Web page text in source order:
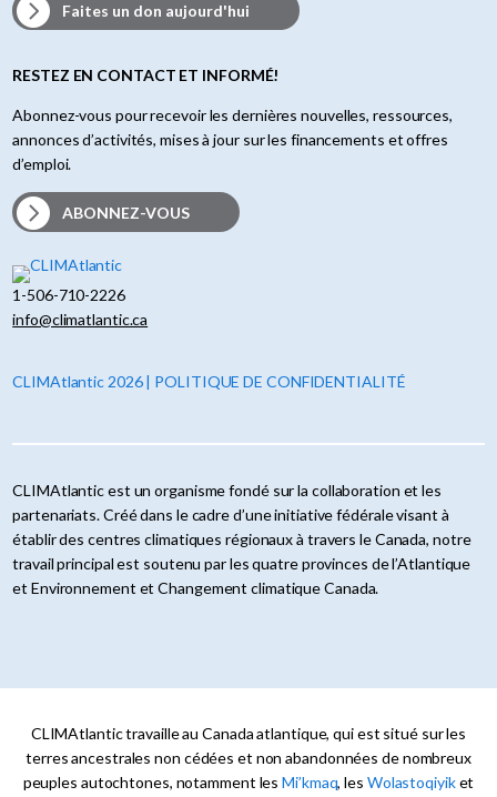
Faites un don aujourd'hui
RESTEZ EN CONTACT ET INFORMÉ!
Abonnez-vous pour recevoir les dernières nouvelles, ressources,
annonces d’activités, mises à jour sur les financements et offres
d’emploi.
ABONNEZ-VOUS
1-506-710-2226
info@climatlantic.ca
CLIMAtlantic 2026 | POLITIQUE DE CONFIDENTIALITÉ
CLIMAtlantic est un organisme fondé sur la collaboration et les
partenariats. Créé dans le cadre d’une initiative fédérale visant à
établir des centres climatiques régionaux à travers le Canada, notre
travail principal est soutenu par les quatre provinces de l’Atlantique
et Environnement et Changement climatique Canada.
CLIMAtlantic travaille au Canada atlantique, qui est situé sur les
terres ancestrales non cédées et non abandonnées de nombreux
peuples autochtones, notamment lesMi’kmaq, les Wolastoqiyiket